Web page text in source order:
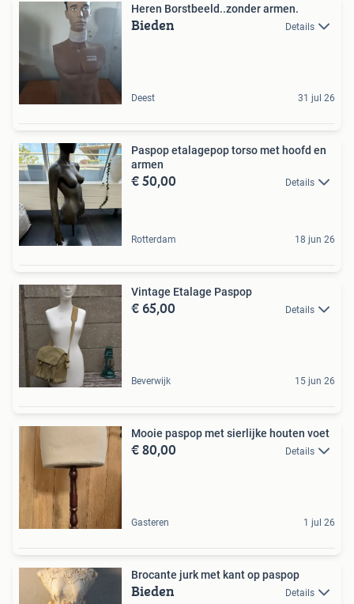
Heren Borstbeeld..zonder armen.
Bieden Details
Deest 31 jul 26
Paspop etalagepop torso met hoofd en
armen
€ 50,00 Details
Rotterdam 18 jun 26
Vintage Etalage Paspop
€ 65,00 Details
Beverwijk 15 jun 26
Mooie paspop met sierlijke houten voet
€ 80,00 Details
Gasteren 1 jul 26
Brocante jurk met kant op paspop
Bieden Details